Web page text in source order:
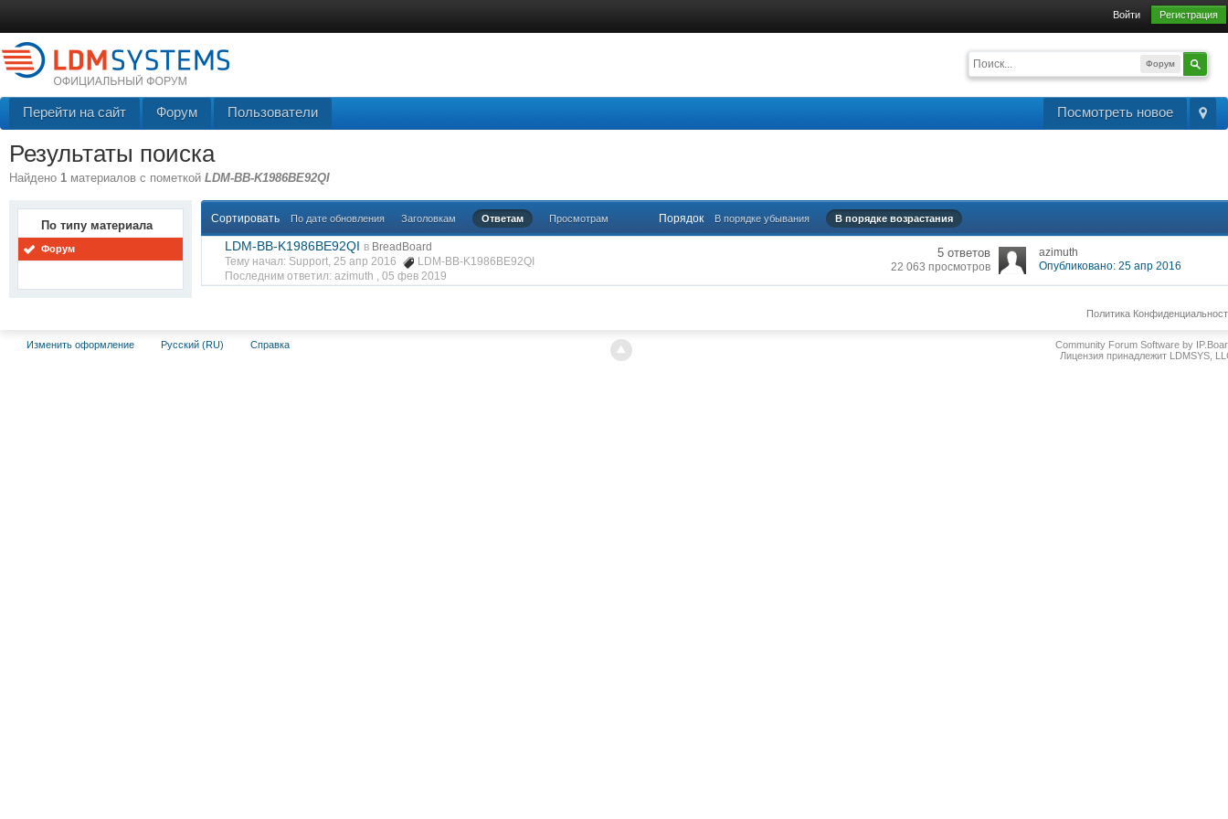
Войти Регистрация
Форум
Посмотреть новое
Перейти на сайт Форум Пользователи
Результаты поиска
Найдено 1 материалов с пометкой LDM-BB-K1986BE92QI
По типу материала
Форум
Сортировать По дате обновления Заголовкам Ответам Просмотрам Порядок В порядке убывания В порядке возрастания
LDM-BB-K1986BE92QI в BreadBoard
Тему начал: Support, 25 апр 2016
LDM-BB-K1986BE92QI
Последним ответил: azimuth , 05 фев 2019
5 ответов
22 063 просмотров
azimuth
Опубликовано: 25 апр 2016
Политика
Изменить оформление Русский (RU) Справка
Community Forum Software by
Лицензия принадлежит LDMSYS,